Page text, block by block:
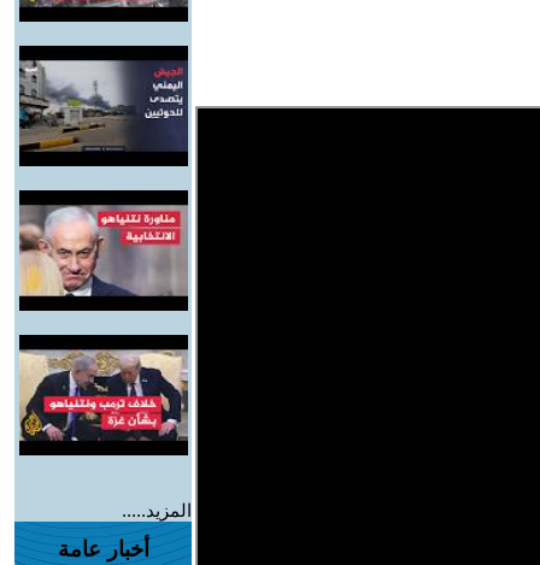
المزيد.....
أخبار عامة